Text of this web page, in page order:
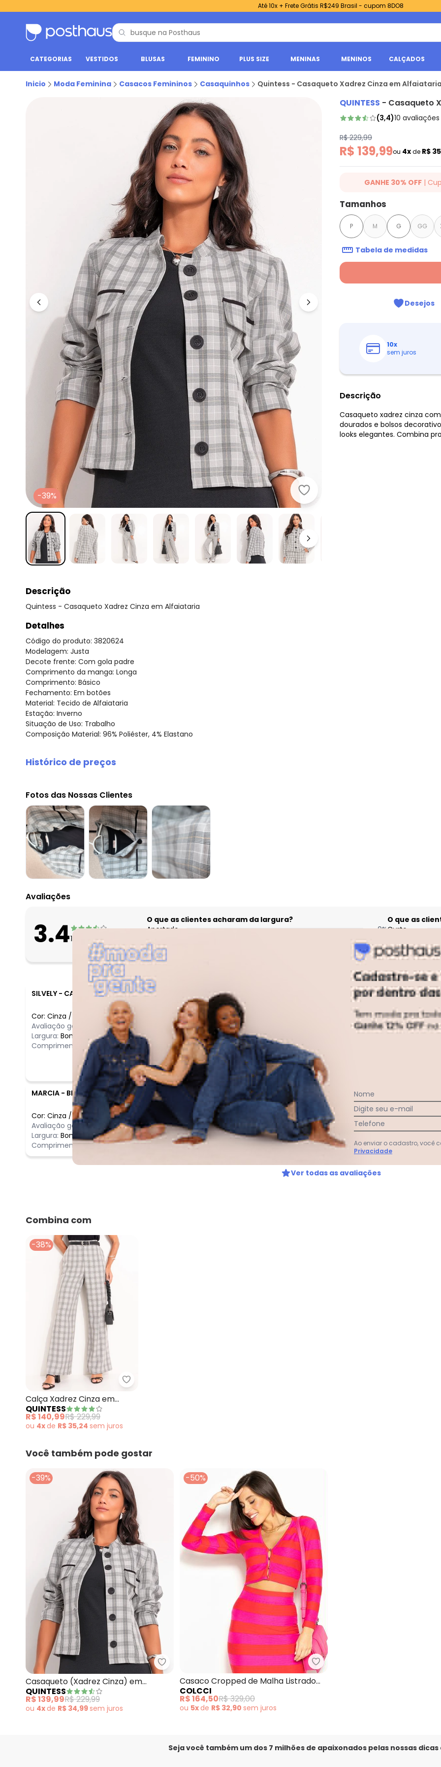
Até 10x + Frete Grátis R$249 Brasil - cupom 8DO8
CATEGORIAS VESTIDOS BLUSAS FEMININO PLUS SIZE MENINAS MENINOS CALÇADOS
Inicio Moda Feminina Casacos Femininos Casaquinhos Quintess - Casaqueto Xadrez Cinza em Alfaiataria
Quintess - Casaqueto Xadrez Cinza
-39%
QUINTESS - Casaqueto
(3,4)10 avaliações
R$ 229,99
R$ 139,99ou 4xde R$
GANHE 30% OFF |
Ganhe 30% OFF Extra em
cupom: VIVAQT. Válido para
somente hoje 08/08/2026.
Tamanhos
P M G GG
Tabela de medidas
Desejos
10x
sem juros
Descrição
Casaqueto xadrez cinza
dourados e bolsos
looks elegantes. Combina
Descrição
Quintess - Casaqueto Xadrez Cinza em Alfaiataria
Detalhes
Código do produto: 3820624
Modelagem: Justa
Decote frente: Com gola padre
Comprimento da manga: Longa
Comprimento: Básico
Fechamento: Em botões
Material: Tecido de Alfaiataria
Estação: Inverno
Situação de Uso: Trabalho
Composição Material: 96% Poliéster, 4% Elastano
Histórico de preços
agosto/2026
julho/2026
junho/2026
maio/2026
abril/2026
março/2026
fevereiro/2026
Fotos das Nossas Clientes
Avaliações
3.410 avaliações
O que as clientes acharam da largura?
Apertado
0%
Folgado
0%
O que as
Curto
Longo
SILVELY - CARAGUATATUBA - SP
Cor: Cinza /
Avaliação geral do produto: Ótimo
Largura: Bom
Comprimento:
Bom
MARCIA - BRASILIA - DF
Cor: Cinza /GG
Avaliação geral do produto: Incrível
Largura: Bom
Comprimento:Bom
Comentário:
A blusa ficou perfeita! E eu amei é claro!
Ver todas as avaliações
Combina com
-38%
Quintess - Calça Xadrez Cinza em Alfaiataria
Calça Xadrez Cinza em
Alfaiataria
QUINTESS
R$ 140,99R$ 229,99
ou 4xde R$ 35,24 sem juros
Você também pode gostar
-39%
Quintess - Casaqueto (Xadrez Cinza) em Alfaiataria
Casaqueto (Xadrez Cinza) em
Alfaiataria
QUINTESS
R$ 139,99R$ 229,99
ou 4xde R$ 34,99sem juros
-50%
Colcci - Casaco Cropped de
Casaco Cropped de Malha Listrado
(Rosa)
COLCCI
R$ 164,50R$ 329,00
ou 5xde R$ 32,90 sem juros
Seja você também um dos 7 milhões de apaixonados pelas nossas
Nome
Digite seu e-mail
Telefone
Ao enviar o cadastro, você
Privacidade